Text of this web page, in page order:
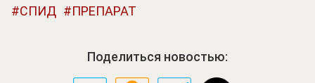
СПИД
ПРЕПАРАТ
Поделиться новостью: